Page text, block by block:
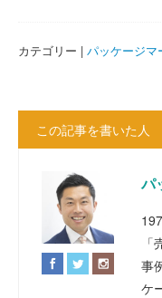
カテゴリー | パッケージマ
この記事を書いた人
パ
事
ケ